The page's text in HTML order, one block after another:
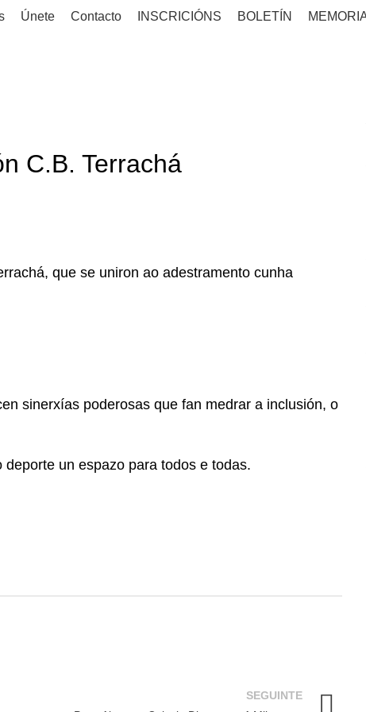
Únete Contacto INSCRICIÓNS BOLETÍN
C.B. Terrachá
, que se uniron ao adestramento cunha
sinerxías poderosas que fan medrar a inclusión, o
un espazo para todos e todas.
SEGUINTE